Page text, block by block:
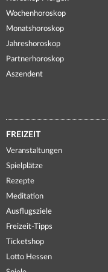
Wochenhoroskop
Monatshoroskop
Jahreshoroskop
Partnerhoroskop
Aszendent
FREIZEIT
Veranstaltungen
Spielplätze
Rezepte
Meditation
Ausflugsziele
Freizeit-Tipps
Ticketshop
Lotto Hessen